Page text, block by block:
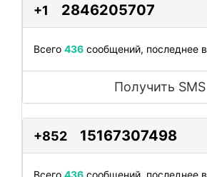
+1 2846205707
Всего 436 сообщений, последнее в
Получить SMS
+852 15167307498
Всего 436 сообщений, последнее в